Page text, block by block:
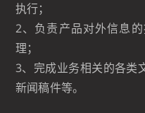
执行；
2、负责产品对外信息
理；
3、完成业务相关的各类
新闻稿件等。